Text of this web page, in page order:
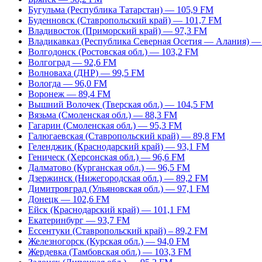
Бугульма (Республика Татарстан) — 105,9 FM
Буденновск (Ставропольский край) — 101,7 FM
Владивосток (Приморский край) — 97,3 FM
Владикавказ (Республика Северная Осетия — Алания)
Волгодонск (Ростовская обл.) — 103,2 FM
Волгоград — 92,6 FM
Волноваха (ДНР) — 99,5 FM
Вологда — 96,0 FM
Воронеж — 89,4 FM
Вышний Волочек (Тверская обл.) — 104,5 FM
Вязьма (Смоленская обл.) — 88,3 FM
Гагарин (Смоленская обл.) — 95,3 FM
Галюгаевская (Ставропольский край) — 89,8 FM
Геленджик (Краснодарский край) — 93,1 FM
Геническ (Херсонская обл.) — 96,6 FM
Далматово (Курганская обл.) — 96,5 FM
Дзержинск (Нижегородская обл.) — 89,2 FM
Димитровград (Ульяновская обл.) — 97,1 FM
Донецк — 102,6 FM
Ейск (Краснодарский край) — 101,1 FM
Екатеринбург — 93,7 FM
Ессентуки (Ставропольский край) – 89,2 FM
Железногорск (Курская обл.) — 94,0 FM
Жердевка (Тамбовская обл.) — 103,3 FM